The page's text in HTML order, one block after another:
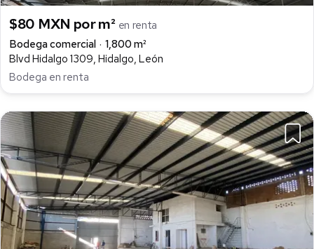
$80 MXN por m² en renta
Bodega comercial
1,800 m²
Blvd Hidalgo 1309, Hidalgo, León
Bodega en renta